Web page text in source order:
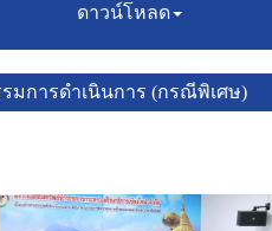
ดาวน์โหลด
มการดำเนินการ (กรณีพิเศษ)